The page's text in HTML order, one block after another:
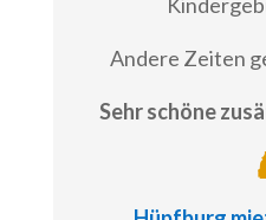
Andere Zeiten
Sehr schöne